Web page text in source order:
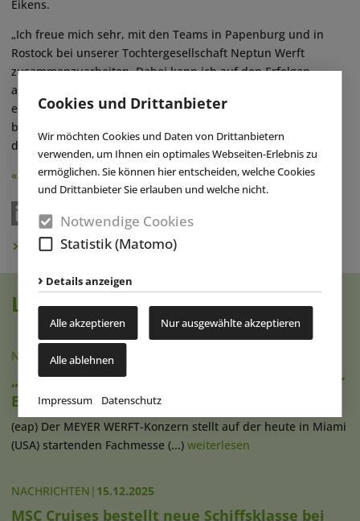
Cookies und Drittanbieter
Wir möchten Cookies und Daten von Drittanbietern
verwenden, um Ihnen ein optimales Webseiten-Erlebnis zu
ermöglichen. Sie können hier entscheiden, welche Cookies
und Drittanbieter Sie erlauben und welche nicht.
Notwendige Cookies
Statistik (Matomo)
Details anzeigen
Alle akzeptieren Nur ausgewählte akzeptieren
Alle ablehnen
Impressum Datenschutz
Eikens.
„Ich freue mich sehr, mit den Teams in Papenburg und in
Rostock bei unserer Tochtergesellschaft Neptun Werft
zusammenzuarbeiten. Dabei kann ich auf den Erfolgen
aufbauen, die seit dem Start der Sanierung 2024 bereits
erreicht worden sind – sei es in der Auftragspipeline, sei es
bei den internen Prozessen oder bei der Weiterentwicklung
der Firmenkultur“, erläutert Walter. ■
« Zurück
Newsletter abonnieren
Lesen Sie auch
NACHRICHTEN|13.04.2026
„Vision“: Meyer Werft präsentiert Konzept für
E-Kreuzfahrtschiff
(eap) Der MEYER WERFT-Konzern stellt auf der heute in Miami
(USA) startenden Fachmesse (...) weiterlesen
NACHRICHTEN | 15.12.2025
MSC Cruises bestellt neue Schiffsklasse bei